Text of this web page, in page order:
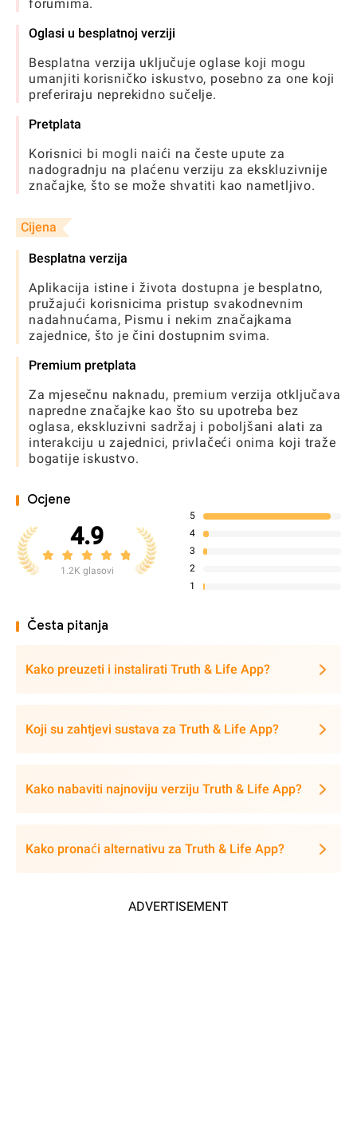
forumima.
Oglasi u besplatnoj verziji
Besplatna verzija uključuje oglase koji mogu
umanjiti korisničko iskustvo, posebno za one koji
preferiraju neprekidno sučelje.
Pretplata
Korisnici bi mogli naići na česte upute za
nadogradnju na plaćenu verziju za ekskluzivnije
značajke, što se može shvatiti kao nametljivo.
Cijena
Besplatna verzija
Aplikacija istine i života dostupna je besplatno,
pružajući korisnicima pristup svakodnevnim
nadahnućama, Pismu i nekim značajkama
zajednice, što je čini dostupnim svima.
Premium pretplata
Za mjesečnu naknadu, premium verzija otključava
napredne značajke kao što su upotreba bez
oglasa, ekskluzivni sadržaj i poboljšani alati za
interakciju u zajednici, privlačeći onima koji traže
bogatije iskustvo.
Ocjene
4.9
1.2K glasovi
5
4
3
2
1
Česta pitanja
Kako preuzeti i instalirati Truth & Life App?
Koji su zahtjevi sustava za Truth & Life App?
Kako nabaviti najnoviju verziju Truth & Life App?
Kako pronaći alternativu za Truth & Life App?
ADVERTISEMENT